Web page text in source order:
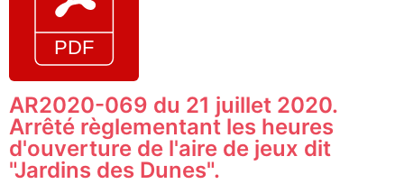
AR2020-069 du 21 juillet 2020.
Arrêté règlementant les heures
d'ouverture de l'aire de jeux dit
"Jardins des Dunes".